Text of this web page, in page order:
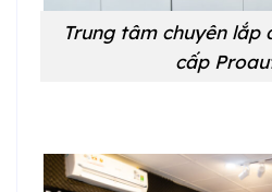
Trung tâm chuyên lắp
cấp